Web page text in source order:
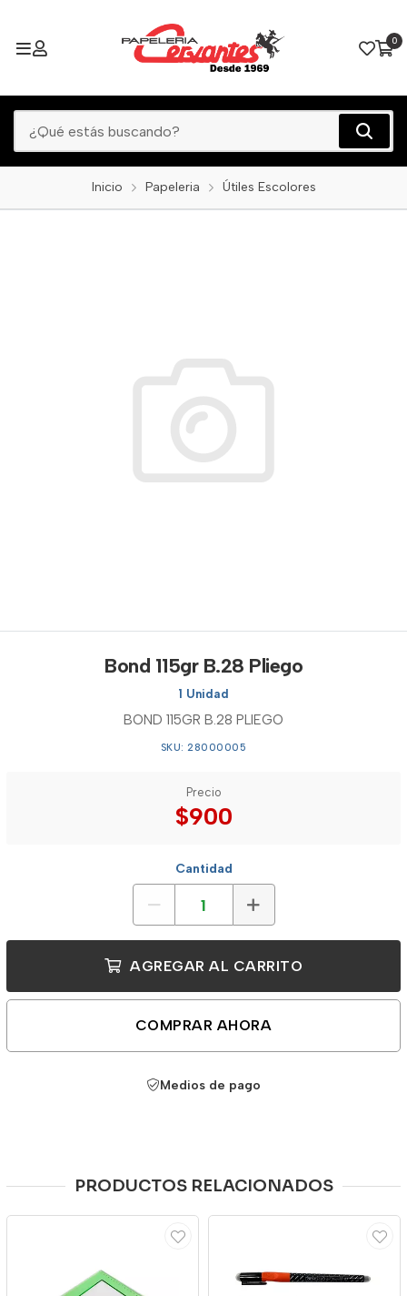
0
Inicio Papeleria Útiles Escolores
Bond 115gr B.28 Pliego
1 Unidad
BOND 115GR B.28 PLIEGO
SKU: 28000005
Precio
$900
Cantidad
AGREGAR AL CARRITO
COMPRAR AHORA
Medios de pago
PRODUCTOS RELACIONADOS